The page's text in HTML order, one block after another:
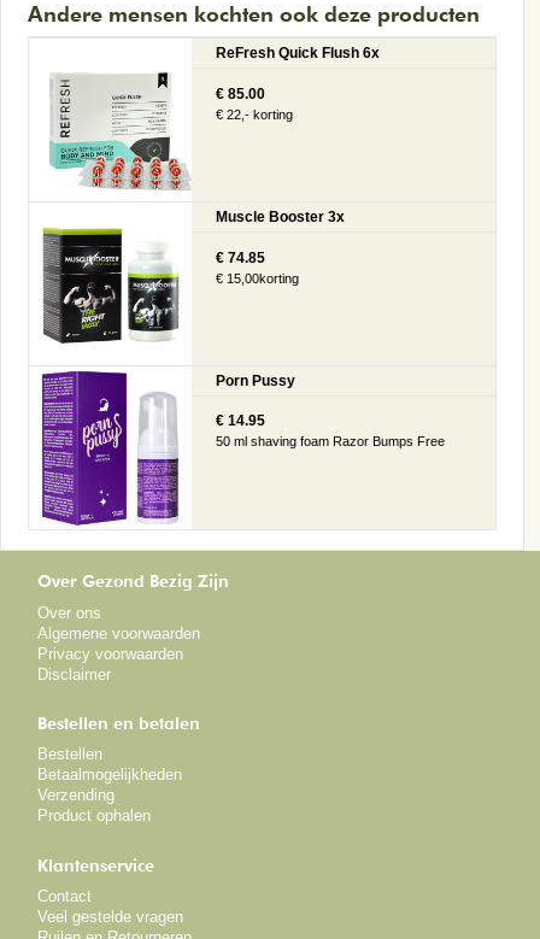
Andere mensen kochten ook deze producten
ReFresh Quick Flush 6x
€ 85.00
€ 22,- korting
Muscle Booster 3x
€ 74.85
€ 15,00korting
Porn Pussy
€ 14.95
50 ml shaving foam Razor Bumps Free
Over Gezond Bezig Zijn
Over ons
Algemene voorwaarden
Privacy voorwaarden
Disclaimer
Bestellen en betalen
Bestellen
Betaalmogelijkheden
Verzending
Product ophalen
Klantenservice
Contact
Veel gestelde vragen